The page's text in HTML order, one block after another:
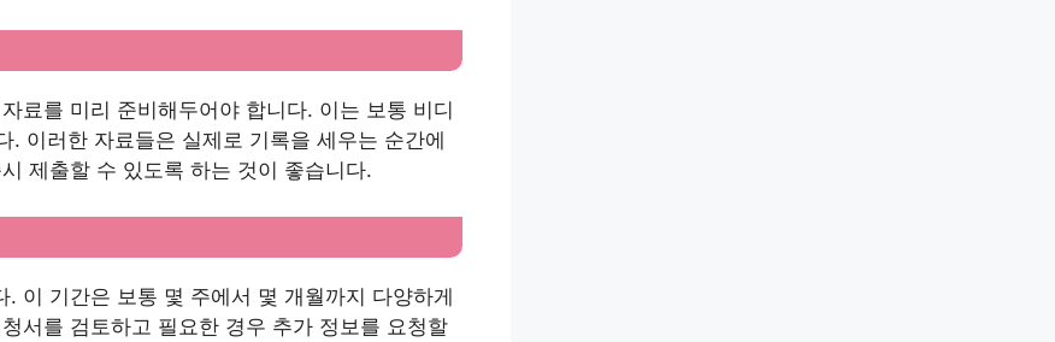
료를 미리 준비해두어야 합니다. 이는 보통 비디
이러한 자료들은 실제로 기록을 세우는 순간에
제출할 수 있도록 하는 것이 좋습니다.
이 기간은 보통 몇 주에서 몇 개월까지 다양하게
서를 검토하고 필요한 경우 추가 정보를 요청할